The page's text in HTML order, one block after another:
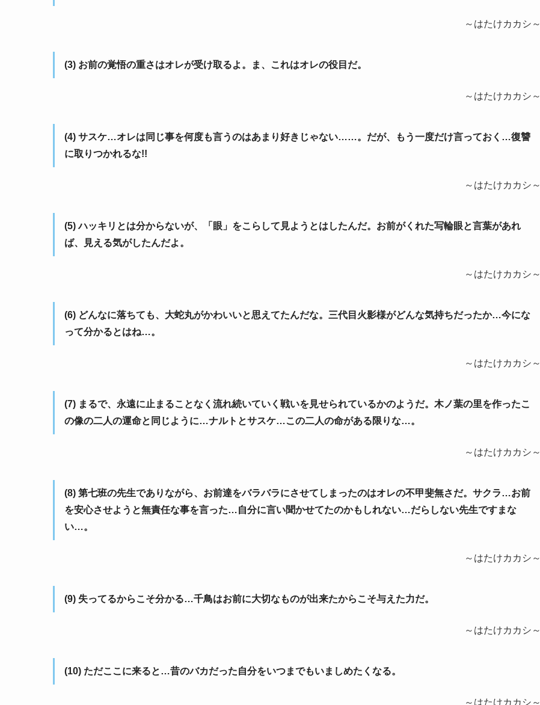
～はたけカカシ～
(3) お前の覚悟の重さはオレが受け取るよ。ま、これはオレの役目だ。
～はたけカカシ～
(4) サスケ…オレは同じ事を何度も言うのはあまり好きじゃない……。だが、もう一度だけ言っておく…復讐
に取りつかれるな!!
～はたけカカシ～
(5) ハッキリとは分からないが、「眼」をこらして見ようとはしたんだ。お前がくれた写輪眼と言葉があれ
ば、見える気がしたんだよ。
～はたけカカシ～
(6) どんなに落ちても、大蛇丸がかわいいと思えてたんだな。三代目火影様がどんな気持ちだったか…今にな
って分かるとはね…。
～はたけカカシ～
(7) まるで、永遠に止まることなく流れ続いていく戦いを見せられているかのようだ。木ノ葉の里を作ったこ
の像の二人の運命と同じように…ナルトとサスケ…この二人の命がある限りな…。
～はたけカカシ～
(8) 第七班の先生でありながら、お前達をバラバラにさせてしまったのはオレの不甲斐無さだ。サクラ…お前
を安心させようと無責任な事を言った…自分に言い聞かせてたのかもしれない…だらしない先生ですまな
い…。
～はたけカカシ～
(9) 失ってるからこそ分かる…千鳥はお前に大切なものが出来たからこそ与えた力だ。
～はたけカカシ～
(10) ただここに来ると…昔のバカだった自分をいつまでもいましめたくなる。
～はたけカカシ～